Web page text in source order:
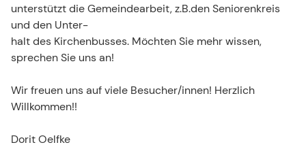
unterstützt die Gemeindearbeit, z.B.den Seniorenkreis
und den Unter-
halt des Kirchenbusses. Möchten Sie mehr wissen,
sprechen Sie uns an!
Wir freuen uns auf viele Besucher/innen! Herzlich
Willkommen!!
Dorit Oelfke